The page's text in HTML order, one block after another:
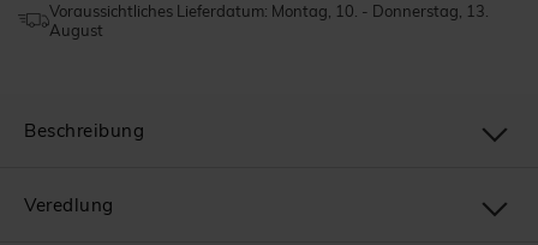
Voraussichtliches Lieferdatum: Montag, 10. - Donnerstag, 13.
August
Beschreibung
Veredlung